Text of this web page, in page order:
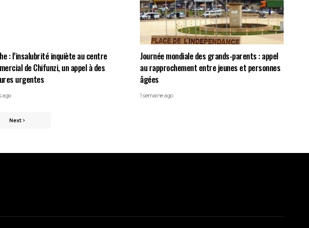
: l’insalubrité inquiète au centre
de Chifunzi, un appel à des
urgentes
ago
Journée mondiale des grands-parents : appel
au rapprochement entre jeunes et personnes
âgées
1 semaine ago
Next